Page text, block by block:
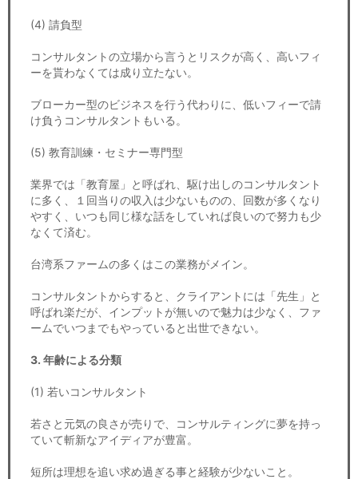
(4) 請負型
コンサルタントの立場から言うとリスクが高く、高いフィ
ーを貰わなくては成り立たない。
ブローカー型のビジネスを行う代わりに、低いフィーで請
け負うコンサルタントもいる。
(5) 教育訓練・セミナー専門型
業界では「教育屋」と呼ばれ、駆け出しのコンサルタント
に多く、１回当りの収入は少ないものの、回数が多くなり
やすく、いつも同じ様な話をしていれば良いので努力も少
なくて済む。
台湾系ファームの多くはこの業務がメイン。
コンサルタントからすると、クライアントには「先生」と
呼ばれ楽だが、インプットが無いので魅力は少なく、ファ
ームでいつまでもやっていると出世できない。
3. 年齢による分類
(1) 若いコンサルタント
若さと元気の良さが売りで、コンサルティングに夢を持っ
ていて斬新なアイディアが豊富。
短所は理想を追い求め過ぎる事と経験が少ないこと。